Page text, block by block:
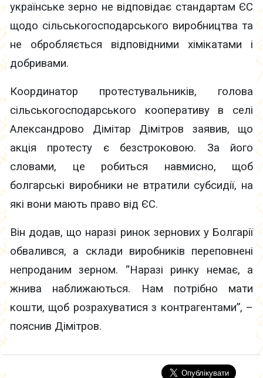
українське зерно не відповідає стандартам ЄС
щодо сільськогосподарського виробництва та
не обробляється відповідними хімікатами і
добривами.
Координатор протестувальників, голова
сільськогосподарського кооперативу в селі
Александрово Дімітар Дімітров заявив, що
акція протесту є безстроковою. За його
словами, це робиться навмисно, щоб
болгарські виробники не втратили субсидії, на
які вони мають право від ЄС.
Він додав, що наразі ринок зернових у Болгарії
обвалився, а склади виробників переповнені
непроданим зерном. “Наразі ринку немає, а
жнива наближаються. Нам потрібно мати
кошти, щоб розрахуватися з контрагентами”, –
пояснив Дімітров.